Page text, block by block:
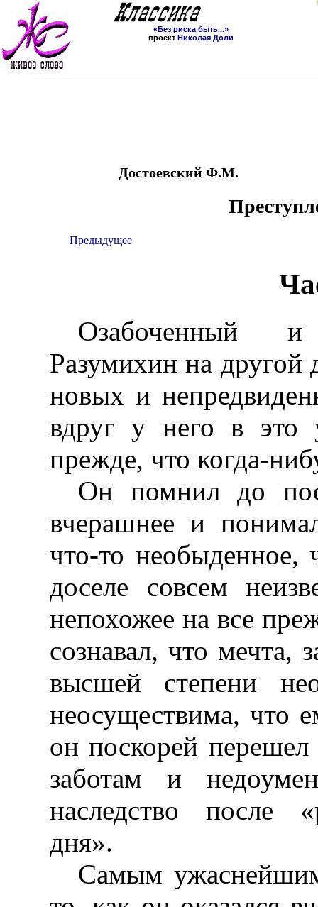
«Без риска быть...»
проект Николая Доли
Достоевский Ф.М.
Предыдущее
Озабоченный и
Разумихин на другой
новых и
вдруг у него в
прежде, что когда-
Он помнил до
вчерашнее и
что-то необыденное,
доселе совсем
непохожее на все
сознавал, что мечта,
высшей степени
неосуществима, что
он поскорей
заботам и
наследство после
дня».
Самым